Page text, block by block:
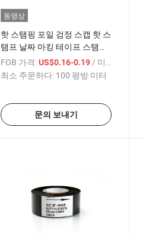
동영상
핫 스탬핑 포일 검정 스캡 핫 스
탬프 날짜 마킹 테이프 스탬핑
포일 리본
FOB 가격: US$0.16-0.19/ 미터
최소 주문하다: 100 평방 미터
문의 보내기